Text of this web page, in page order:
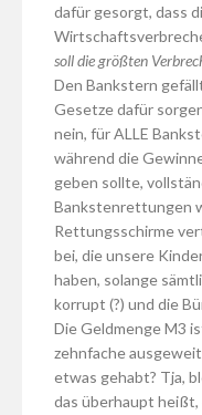
dafür gesorgt, dass
soll die größten
Den Bankstern
Gesetze dafür
nein, für ALLE
während die
geben sollte,
Bankstenrettungen
Rettungsschirme
bei, die unsere
haben, solange
korrupt (?) und die
Die Geldmenge M3
zehnfache
etwas gehabt? Tja,
das überhaupt heißt,